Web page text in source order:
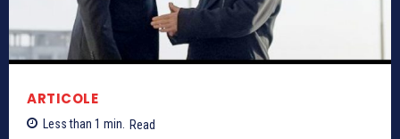
ARTICOLE
Less than 1 min. Read